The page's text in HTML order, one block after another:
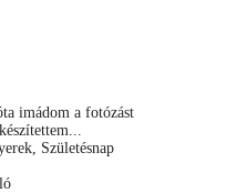
imádom a fotózást
Születésnap